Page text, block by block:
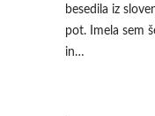
besedila iz
pot. Imela sem
in…